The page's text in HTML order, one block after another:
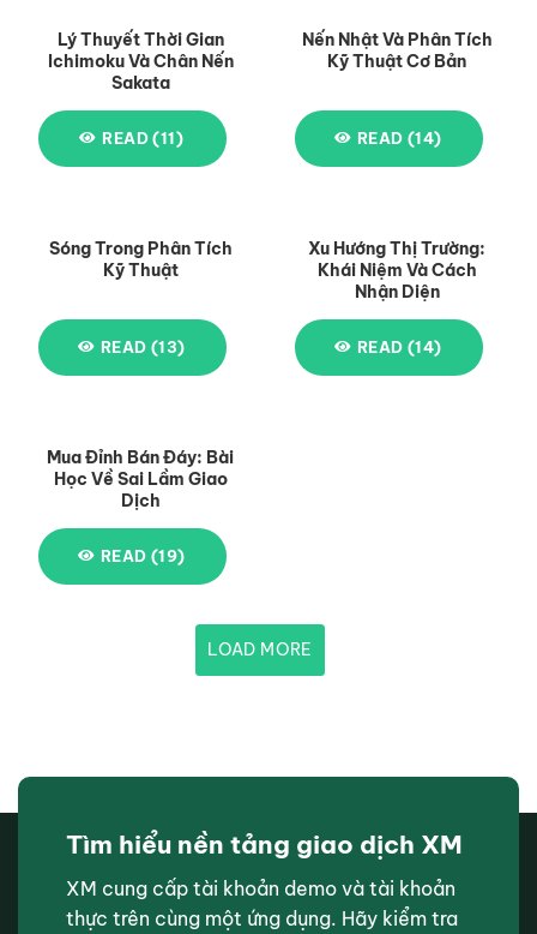
Lý Thuyết Thời Gian
Ichimoku Và Chân Nến
Sakata
READ (11)
Nến Nhật Và Phân Tích
Kỹ Thuật Cơ Bản
READ (14)
Sóng Trong Phân Tích
Kỹ Thuật
READ (13)
Xu Hướng Thị Trường:
Khái Niệm Và Cách
Nhận Diện
READ (14)
Mua Đỉnh Bán Đáy: Bài
Học Về Sai Lầm Giao
Dịch
READ (19)
LOAD MORE
Tìm hiểu nền tảng giao dịch XM
XM cung cấp tài khoản demo và tài khoản
thực trên cùng một ứng dụng. Hãy kiểm tra